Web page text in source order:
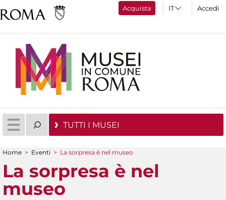
Acquista Accedi
TUTTI I MUSEI
Tu sei qui
Home > Eventi > La sorpresa è nel museo
La sorpresa è nel
museo